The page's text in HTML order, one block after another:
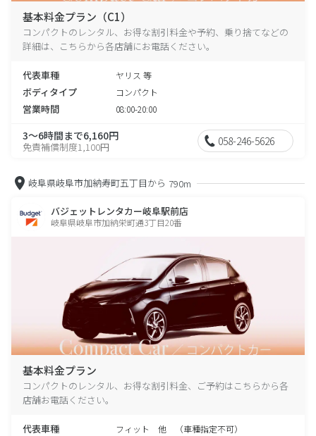
基本料金プラン（C1）
コンパクトのレンタル、お得な割引料金や予約、乗り捨てなどの
詳細は、こちらから各店舗にお電話ください。
代表車種 ヤリス 等
ボディタイプ コンパクト
営業時間 08:00-20:00
3～6時間まで6,160円
免責補償制度1,100円 058-246-5626
岐阜県岐阜市加納寿町五丁目から 790m
バジェットレンタカー岐阜駅前店
岐阜県岐阜市加納栄町通3丁目20番
基本料金プラン
コンパクトのレンタル、お得な割引料金、ご予約はこちらから各
店舗お電話ください。
代表車種 フィット 他 （車種指定不可）